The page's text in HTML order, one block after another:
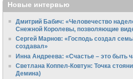
Новые интервью
Дмитрий Бабич: «Человечество
Снежной Королевы, позволяющие
Сергей Марнов: «Господь создал
создавал»
Инна Андреева: «Счастье – это быть
Светлана Коппел-Ковтун: Точка
Демина)